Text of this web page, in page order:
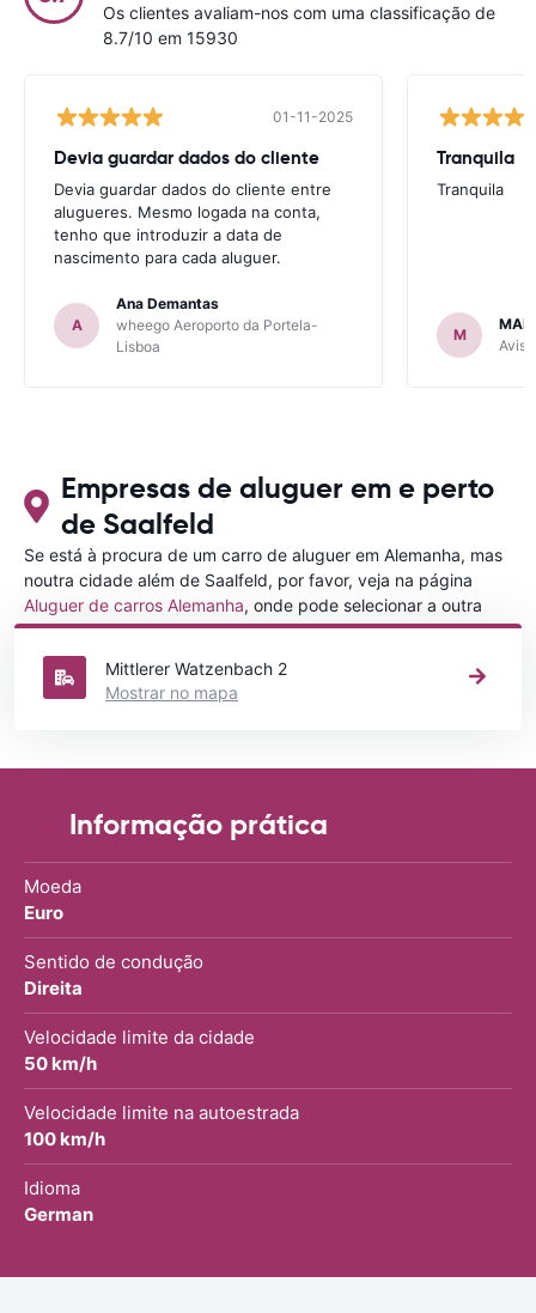
Os clientes avaliam-nos com uma classificação de
8.7/10 em 15930
01-11-2025
Devia guardar dados do cliente
Devia guardar dados do cliente entre
alugueres. Mesmo logada na conta,
tenho que introduzir a data de
nascimento para cada aluguer.
A
Ana Demantas
wheego Aeroporto da Portela-
Lisboa
Tranquila
Tranquila
M
Avis
Empresas de aluguer em e perto
de Saalfeld
Se está à procura de um carro de aluguer em Alemanha, mas
noutra cidade além de Saalfeld, por favor, veja na página
Aluguer de carros Alemanha, onde pode selecionar a outra
cidade em Alemanha que gostaria de alugar um carro
Mittlerer Watzenbach 2
Mostrar no mapa
Informação prática
Moeda
Euro
Sentido de condução
Direita
Velocidade limite da cidade
50 km/h
Velocidade limite na autoestrada
100 km/h
Idioma
German